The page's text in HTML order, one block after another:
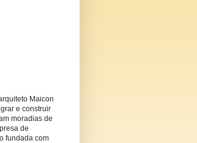
Maicon
e construir
moradias de
de
fundada com